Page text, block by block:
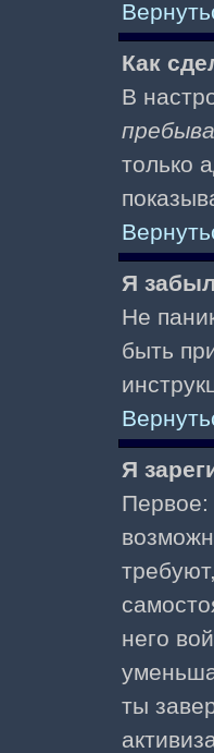
Как
В
только
Я
Не
быть
Я
Первое:
него
ты